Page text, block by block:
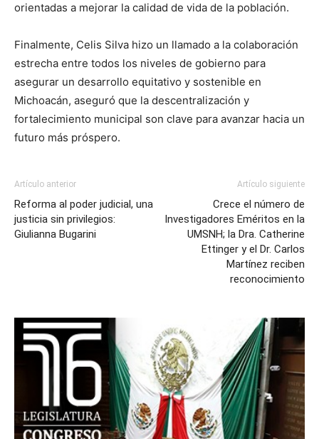
orientadas a mejorar la calidad de vida de la población.
Finalmente, Celis Silva hizo un llamado a la colaboración
estrecha entre todos los niveles de gobierno para
asegurar un desarrollo equitativo y sostenible en
Michoacán, aseguró que la descentralización y
fortalecimiento municipal son clave para avanzar hacia un
futuro más próspero.
Artículo anterior
Reforma al poder judicial, una
justicia sin privilegios:
Giulianna Bugarini
Artículo siguiente
Crece el número de
Investigadores Eméritos en la
UMSNH; la Dra. Catherine
Ettinger y el Dr. Carlos
Martínez reciben
reconocimiento